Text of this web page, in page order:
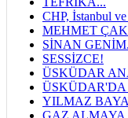
CHP, İstanbul
MEHMET
SİNAN
SESSİZCE!
ÜSKÜDAR
YILMAZ
GAZ ALMAYA